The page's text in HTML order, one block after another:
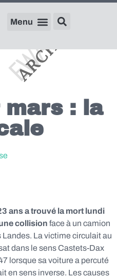
mars : la
ans a trouvé la mort lundi
collision face à un camion
La victime circulait au
dans le sens Castets-Dax
lorsque sa voiture a percuté
en sens inverse. Les causes